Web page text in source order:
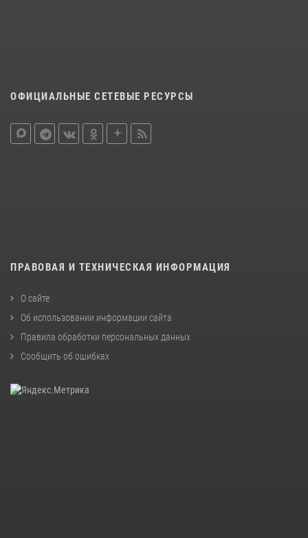
ОФИЦИАЛЬНЫЕ СЕТЕВЫЕ РЕСУРСЫ
ПРАВОВАЯ И ТЕХНИЧЕСКАЯ ИНФОРМАЦИЯ
О сайте
Об использовании информации сайта
Правила обработки персональных данных
Сообщить об ошибках